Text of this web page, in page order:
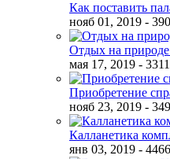
Как поставить
нояб 01, 2019 -
Отдых на
мая 17, 2019 -
Приобретение
нояб 23, 2019 -
Калланетика
янв 03, 2019 -